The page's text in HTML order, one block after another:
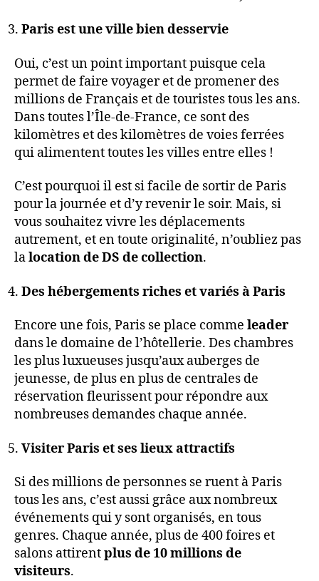
Paris est une ville bien desservie
Oui, c’est un point important puisque cela
permet de faire voyager et de promener des
millions de Français et de touristes tous les ans.
Dans toutes l’Île-de-France, ce sont des
kilomètres et des kilomètres de voies ferrées
qui alimentent toutes les villes entre elles !
C’est pourquoi il est si facile de sortir de Paris
pour la journée et d’y revenir le soir. Mais, si
vous souhaitez vivre les déplacements
autrement, et en toute originalité, n’oubliez pas
lalocation de DS de collection.
Des hébergements riches et variés à Paris
Encore une fois, Paris se place comme leader
dans le domaine de l’hôtellerie. Des chambres
les plus luxueuses jusqu’aux auberges de
jeunesse, de plus en plus de centrales de
réservation fleurissent pour répondre aux
nombreuses demandes chaque année.
Visiter Paris et ses lieux attractifs
Si des millions de personnes se ruent à Paris
tous les ans, c’est aussi grâce aux nombreux
événements qui y sont organisés, en tous
genres. Chaque année, plus de 400 foires et
salons attirentplus de 10 millions de
visiteurs.